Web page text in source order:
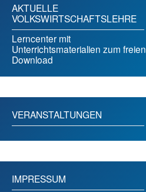
AKTUELLE
VOLKSWIRTSCHAFTSLEHRE
Lerncenter mit
Unterrichtsmaterialien zum freien
Download
VERANSTALTUNGEN
IMPRESSUM